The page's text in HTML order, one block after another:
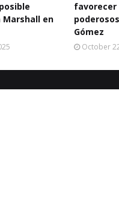
Marshall en
favorecer
Gómez
October